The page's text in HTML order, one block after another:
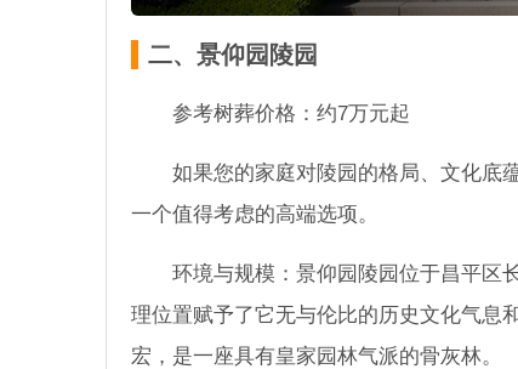
二、景仰园陵园
参考树葬价格：约7万元起
如果您的家庭对陵园的格局、文化底
一个值得考虑的高端选项。
环境与规模：景仰园陵园位于昌平区
理位置赋予了它无与伦比的历史文化气息
宏，是一座具有皇家园林气派的骨灰林。